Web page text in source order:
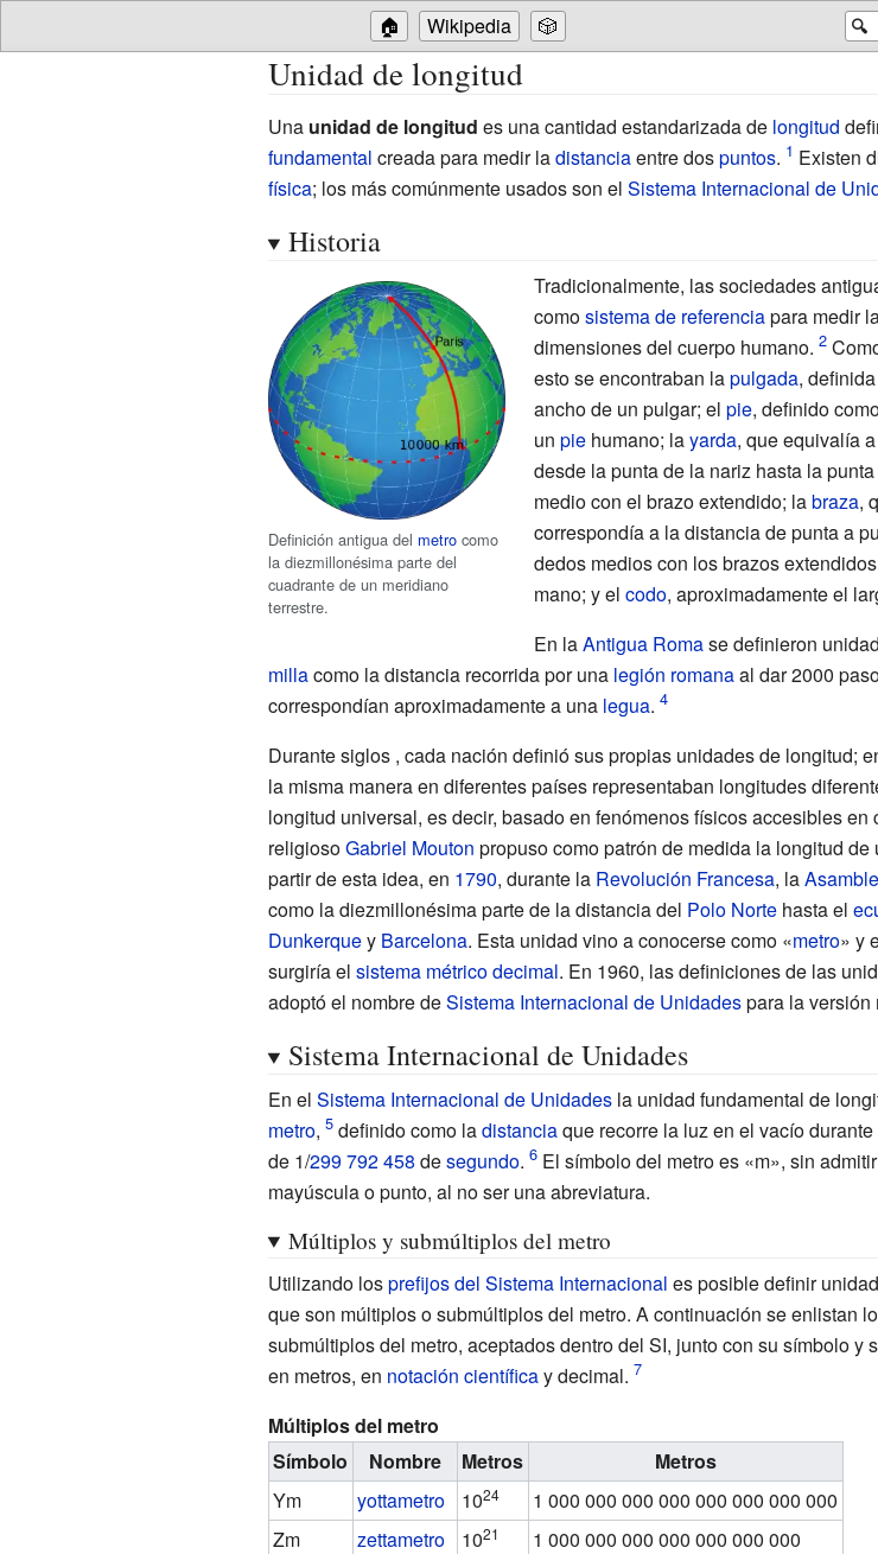
🔍
🏠 Wikipedia 🎲
Unidad de longitud
Una unidad de longitud es una cantidad estandarizada de longitud
fundamental creada para medir ladistanciaentre dospuntos. Existen
física; los más comúnmente usados son el Sistema Internacional de
Historia
Definición antigua del metrocomo
la diezmillonésima parte del
cuadrante de un meridiano
terrestre.
Tradicionalmente, las sociedades
comosistema de referenciapara medir
dimensiones del cuerpo humano.
esto se encontraban lapulgada,
ancho de un pulgar; el pie, definido
un piehumano; layarda, que equivalía
desde la punta de la nariz hasta la
medio con el brazo extendido; labraza,
correspondía a la distancia de punta a
dedos medios con los brazos
mano; y el codo, aproximadamente el
En laAntigua Romase definieron
millacomo la distancia recorrida por una legión romanaal dar 2000
correspondían aproximadamente a una legua.
Durante siglos , cada nación definió sus propias unidades de longitud;
la misma manera en diferentes países representaban longitudes
longitud universal, es decir, basado en fenómenos físicos accesibles
religiosoGabriel Mouton propuso como patrón de medida la longitud de
partir de esta idea, en 1790, durante la Revolución Francesa, la
como la diezmillonésima parte de la distancia del Polo Nortehasta el
Dunkerquey Barcelona. Esta unidad vino a conocerse como «metro» y
surgiría el sistema métrico decimal. En 1960, las definiciones de las
adoptó el nombre deSistema Internacional de Unidadespara la versión
Sistema Internacional de Unidades
En el Sistema Internacional de Unidadesla unidad fundamental de
metro, definido como ladistanciaque recorre la luz en el vacío
de 1/299 792 458 desegundo. El símbolo del metro es «m», sin
mayúscula o punto, al no ser una abreviatura.
Múltiplos y submúltiplos del metro
Utilizando losprefijos del Sistema Internacional es posible definir
que son múltiplos o submúltiplos del metro. A continuación se enlistan
submúltiplos del metro, aceptados dentro del SI, junto con su símbolo y
en metros, en notación científicay decimal.
Múltiplos del metro
Símbolo
Nombre Metros
Metros
Ym
yottametro 1024
1 000 000 000 000 000 000 000 000
Zm
zettametro 1021
1 000 000 000 000 000 000 000